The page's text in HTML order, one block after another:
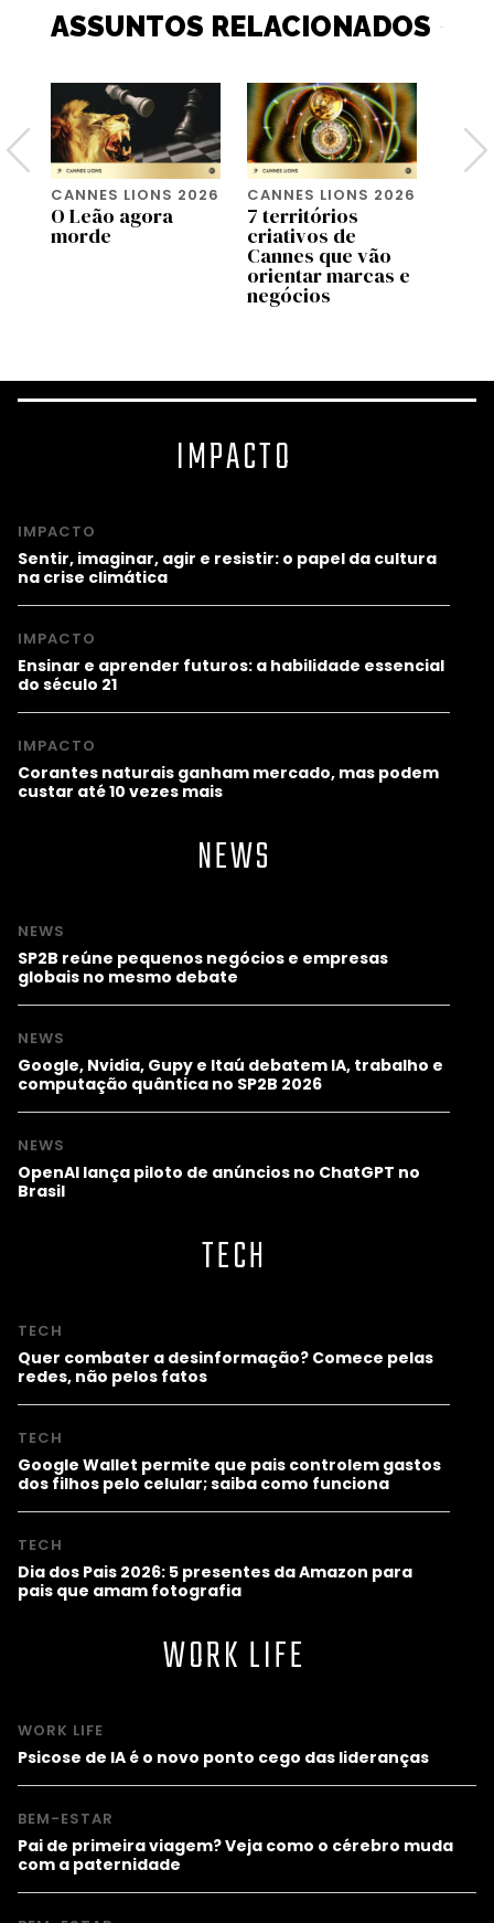
ASSUNTOS RELACIONADOS
CANNES LIONS 2026
O Leão agora
morde
CANNES LIONS 2026
7 territórios
criativos de
Cannes que vão
orientar marcas e
negócios
IMPACTO
IMPACTO
Sentir, imaginar, agir e resistir: o papel da cultura
na crise climática
IMPACTO
Ensinar e aprender futuros: a habilidade essencial
do século 21
IMPACTO
Corantes naturais ganham mercado, mas podem
custar até 10 vezes mais
NEWS
NEWS
SP2B reúne pequenos negócios e empresas
globais no mesmo debate
NEWS
Google, Nvidia, Gupy e Itaú debatem IA, trabalho e
computação quântica no SP2B 2026
NEWS
OpenAI lança piloto de anúncios no ChatGPT no
Brasil
TECH
TECH
Quer combater a desinformação? Comece pelas
redes, não pelos fatos
TECH
Google Wallet permite que pais controlem gastos
dos filhos pelo celular; saiba como funciona
TECH
Dia dos Pais 2026: 5 presentes da Amazon para
pais que amam fotografia
WORK LIFE
WORK LIFE
Psicose de IA é o novo ponto cego das lideranças
BEM-ESTAR
Pai de primeira viagem? Veja como o cérebro muda
com a paternidade